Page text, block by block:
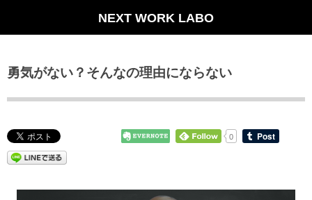
NEXT WORK LABO
勇気がない？そんなの理由にならない
0